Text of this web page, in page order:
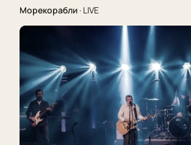
Морекорабли · LIVE